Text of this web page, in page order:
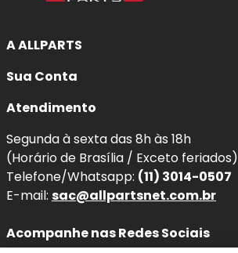
A ALLPARTS
Sua Conta
Atendimento
Segunda à sexta das 8h às 18h
(Horário de Brasília / Exceto feriados)
Telefone/Whatsapp: (11) 3014-0507
E-mail: sac@allpartsnet.com.br
Acompanhe nas Redes Sociais